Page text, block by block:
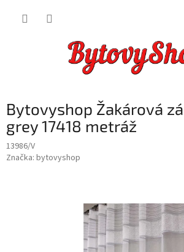
Bytovyshop Žakárová
grey 17418 metráž
13986/V
Značka: bytovyshop